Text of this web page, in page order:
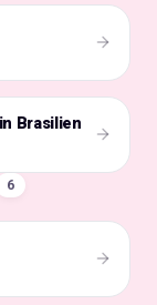
Brasilien
6